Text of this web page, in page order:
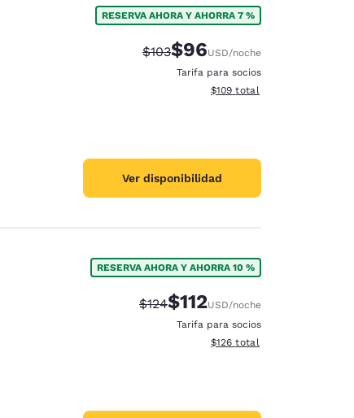
RESERVA AHORA Y AHORRA 7 %
Precio tachado:
$103Precio con descuento:
$96USD/noche
Tarifa para socios
Ver detalles del total
$109 total
Ver disponibilidad
RESERVA AHORA Y AHORRA 10 %
Precio tachado:
$124Precio con descuento:
$112USD/noche
Tarifa para socios
Ver detalles del total
$126 total